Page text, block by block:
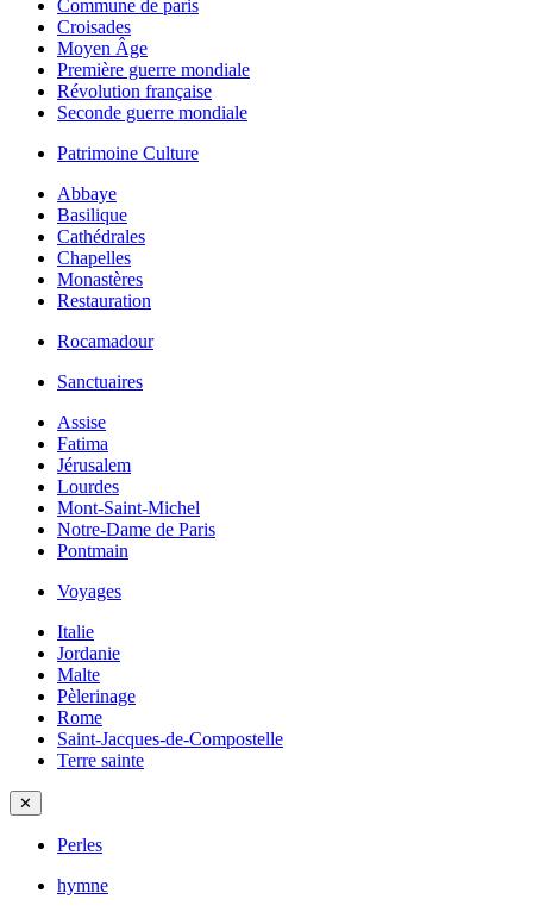
Commune de paris
Croisades
Moyen Âge
Première guerre mondiale
Révolution française
Seconde guerre mondiale
Patrimoine Culture
Abbaye
Basilique
Cathédrales
Chapelles
Monastères
Restauration
Rocamadour
Sanctuaires
Assise
Fatima
Jérusalem
Lourdes
Mont-Saint-Michel
Notre-Dame de Paris
Pontmain
Voyages
Italie
Jordanie
Malte
Pèlerinage
Rome
Saint-Jacques-de-Compostelle
Terre sainte
✕
Perles
hymne